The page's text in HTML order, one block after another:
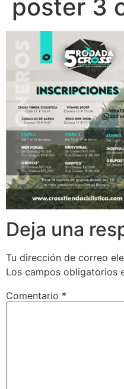
poster 3
Deja una
Tu dirección de correo
Los campos obligatorios
Comentario *